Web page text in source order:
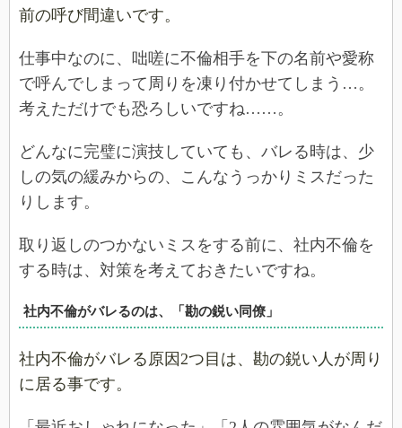
前の呼び間違いです。
仕事中なのに、咄嗟に不倫相手を下の名前や愛称
で呼んでしまって周りを凍り付かせてしまう…。
考えただけでも恐ろしいですね……。
どんなに完璧に演技していても、バレる時は、少
しの気の緩みからの、こんなうっかりミスだった
りします。
取り返しのつかないミスをする前に、社内不倫を
する時は、対策を考えておきたいですね。
社内不倫がバレるのは、「勘の鋭い同僚」
社内不倫がバレる原因2つ目は、勘の鋭い人が周り
に居る事です。